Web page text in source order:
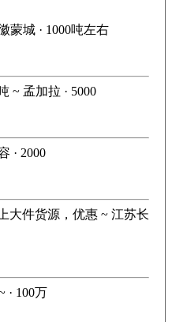
蒙城 · 1000吨左右
~ 孟加拉 · 5000
· 2000
大件货源，优惠 ~ 江苏长
· 100万